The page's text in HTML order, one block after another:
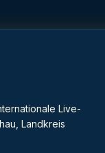
Live-
Landkreis